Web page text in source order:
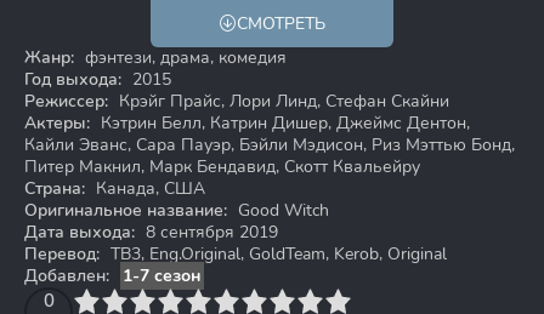
СМОТРЕТЬ
Жанр: фэнтези, драма, комедия
Год выхода: 2015
Режиссер: Крэйг Прайс, Лори Линд, Стефан Скайни
Актеры: Кэтрин Белл, Катрин Дишер, Джеймс Дентон,
Кайли Эванс, Сара Пауэр, Бэйли Мэдисон, Риз Мэттью Бонд,
Питер Макнил, Марк Бендавид, Скотт Квальейру
Страна: Канада, США
Оригинальное название: Good Witch
Дата выхода: 8 сентября 2019
Перевод: ТВ3, Eng.Original, GoldTeam, Kerob, Original
Добавлен:
1-7 сезон
0
4 6 7 8 9 10